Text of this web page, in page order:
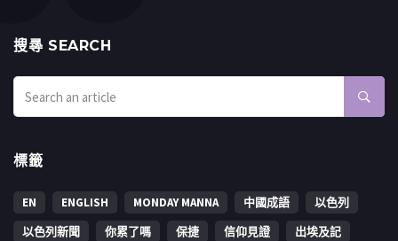
搜㝷 SEARCH
標籤
EN ENGLISH MONDAY MANNA 中國成語
以色列
以色列新聞
你累了嗎 保捷 信仰見證
出埃及記